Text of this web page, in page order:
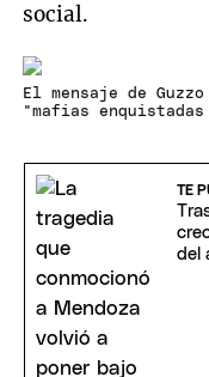
social.
El mensaje de
"mafias
TE
del